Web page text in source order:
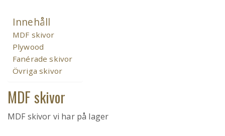
Innehåll
MDF skivor
Plywood
Fanérade skivor
Övriga skivor
MDF skivor
MDF skivor vi har på lager